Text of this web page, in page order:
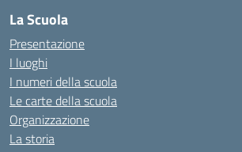
La Scuola
Presentazione
I luoghi
I numeri della scuola
Le carte della scuola
Organizzazione
La storia